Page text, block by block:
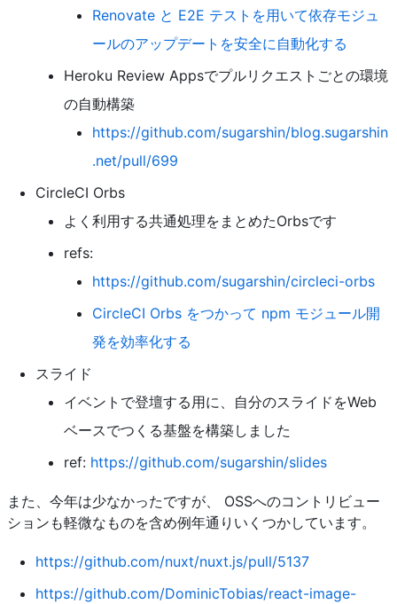
Renovate と E2E テストを用いて依存モジュ
ールのアップデートを安全に自動化する
Heroku Review Appsでプルリクエストごとの環境
の自動構築
https://github.com/sugarshin/blog.sugarshin
.net/pull/699
CircleCI Orbs
よく利用する共通処理をまとめたOrbsです
refs:
https://github.com/sugarshin/circleci-orbs
CircleCI Orbs をつかって npm モジュール開
発を効率化する
スライド
イベントで登壇する用に、自分のスライドをWeb
ベースでつくる基盤を構築しました
ref: https://github.com/sugarshin/slides
また、今年は少なかったですが、 OSSへのコントリビュー
ションも軽微なものを含め例年通りいくつかしています。
https://github.com/nuxt/nuxt.js/pull/5137
https://github.com/DominicTobias/react-image-